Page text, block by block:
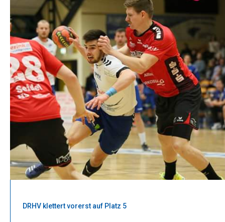
DRHV klettert vorerst auf Platz 5